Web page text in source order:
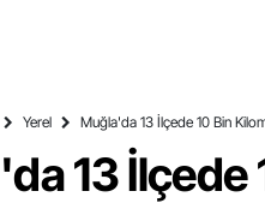
Yerel Muğla'da 13 İlçede 10 Bin
13 İlçede